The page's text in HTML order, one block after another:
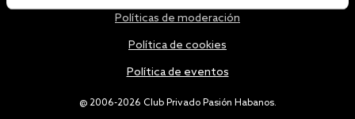
@ 2006-2026 Club Privado Pasión Habanos.
Políticas de moderación
Política de cookies
Política de eventos